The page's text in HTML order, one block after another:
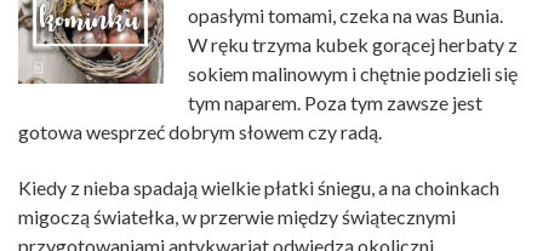
opasłymi tomami, czeka na was Bunia.
W ręku trzyma kubek gorącej herbaty z
sokiem malinowym i chętnie podzieli się
tym naparem. Poza tym zawsze jest
gotowa wesprzeć dobrym słowem czy radą.
Kiedy z nieba spadają wielkie płatki śniegu, a na choinkach
migoczą światełka, w przerwie między świątecznymi
przygotowaniami antykwariat odwiedzą okoliczni